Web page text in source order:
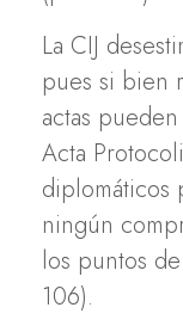
La CIJ
pues si bien
actas
Acta
diplomáticos
ningún
los puntos
106).